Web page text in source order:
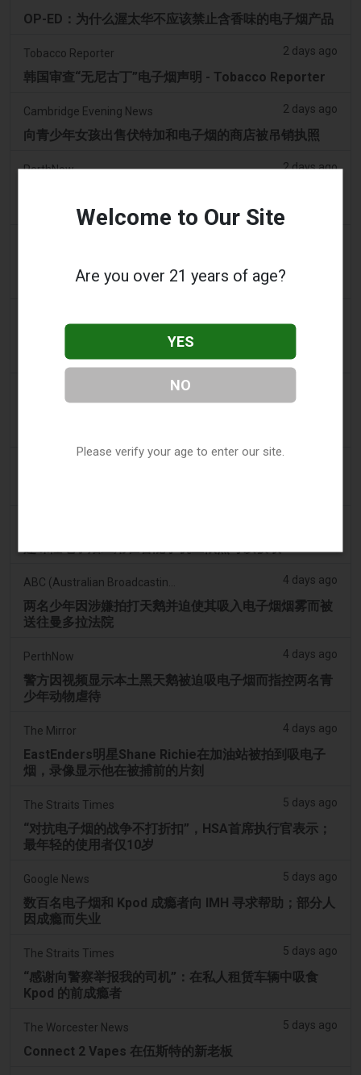
OP-ED：为什么渥太华不应该禁止含香味的电子烟产品
Tobacco Reporter 2 days ago
韩国审查“无尼古丁”电子烟声明 - Tobacco Reporter
Cambridge Evening News 2 days ago
向青少年女孩出售伏特加和电子烟的商店被吊销执照
PerthNow 2 days ago
Vape吸入黑天鹅的喉咙
中国江苏烟草垄断局和药品监管部门针对伪装成医疗器
械的非法电子烟销售，界定六类违规行为
宾夕法尼亚州在宪法挑战中捍卫风味电子烟法 -
Tobacco Reporter
4 days ago
两名少年因涉嫌拍打天鹅并迫使其吸入电子烟烟雾而被
送往曼多拉法院
PerthNow 4 days ago
警方因视频显示本土黑天鹅被迫吸电子烟而指控两名青
少年动物虐待
The Mirror 4 days ago
EastEnders明星Shane Richie在加油站被拍到吸电子
烟，录像显示他在被捕前的片刻
The Straits Times 5 days ago
“对抗电子烟的战争不打折扣”，HSA首席执行官表示；
最年轻的使用者仅10岁
Google News 5 days ago
数百名电子烟和 Kpod 成瘾者向 IMH 寻求帮助；部分人
因成瘾而失业
The Straits Times 5 days ago
“感谢向警察举报我的司机”：在私人租赁车辆中吸食
Kpod 的前成瘾者
The Worcester News 5 days ago
Connect 2 Vapes 在伍斯特的新老板
Welcome to Our Site
Are you over 21 years of age?
YES
NO
Please verify your age to enter our site.